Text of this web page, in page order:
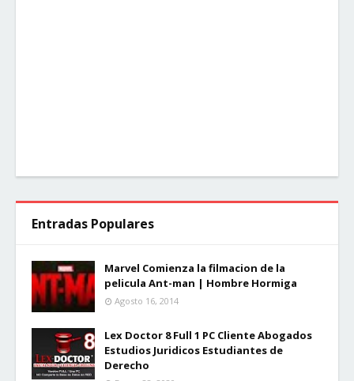
Entradas Populares
Marvel Comienza la filmacion de la
pelicula Ant-man | Hombre Hormiga
Agosto 16, 2014
Lex Doctor 8 Full 1 PC Cliente Abogados
Estudios Juridicos Estudiantes de
Derecho